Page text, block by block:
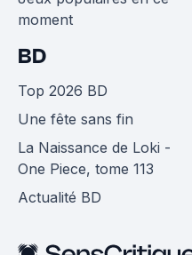
moment
BD
Top 2026 BD
Une fête sans fin
La Naissance de Loki -
One Piece, tome 113
Actualité BD